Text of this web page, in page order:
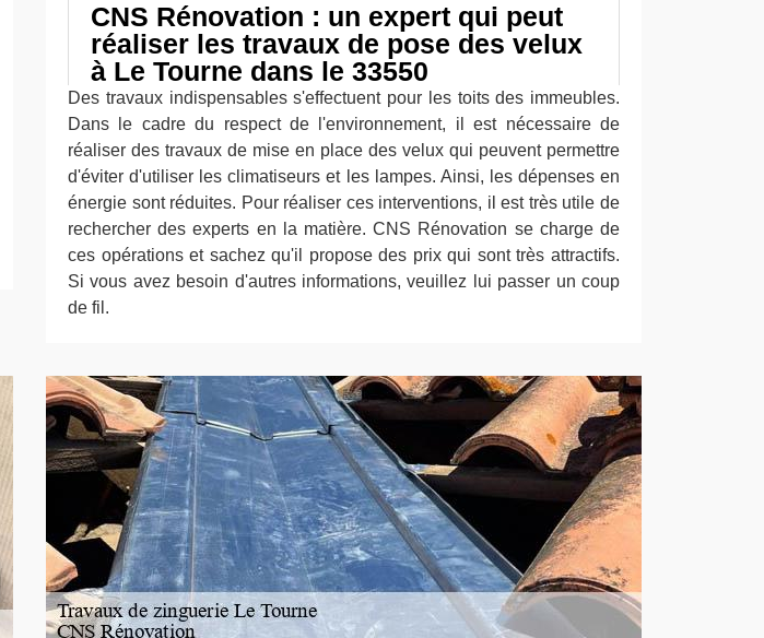
CNS Rénovation : un expert qui peut
réaliser les travaux de pose des velux
à Le Tourne dans le 33550
Des travaux indispensables s'effectuent pour les toits des immeubles.
Dans le cadre du respect de l'environnement, il est nécessaire de
réaliser des travaux de mise en place des velux qui peuvent permettre
d'éviter d'utiliser les climatiseurs et les lampes. Ainsi, les dépenses en
énergie sont réduites. Pour réaliser ces interventions, il est très utile de
rechercher des experts en la matière. CNS Rénovation se charge de
ces opérations et sachez qu'il propose des prix qui sont très attractifs.
Si vous avez besoin d'autres informations, veuillez lui passer un coup
de fil.